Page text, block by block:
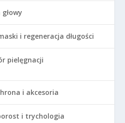
i regeneracja długości
pielęgnacji
i akcesoria
i trychologia